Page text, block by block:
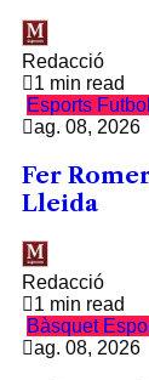
Redacció
1 min read
Esports Futbol
ag. 08, 2026
Fer
Lleida
Redacció
1 min read
Bàsquet
ag. 08, 2026